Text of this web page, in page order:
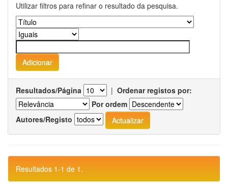
Utilizar filtros para refinar o resultado da pesquisa.
Resultados/Página | Ordenar registos por:
Por ordem
Autores/Registo
Resultados 1-1 de 1.